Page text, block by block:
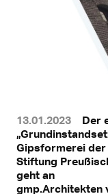
13.01.2023
Der
Gipsformerei der
Stiftung
geht an
gmp.Architekten